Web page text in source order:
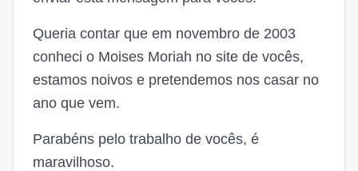
Queria contar que em novembro de 2003
conheci o Moises Moriah no site de vocês,
estamos noivos e pretendemos nos casar no
ano que vem.
Parabéns pelo trabalho de vocês, é
maravilhoso.